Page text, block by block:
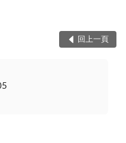
回上一頁